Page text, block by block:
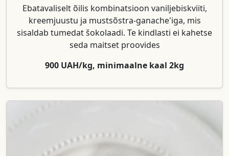
Ebatavaliselt õilis kombinatsioon vaniljebiskviiti,
kreemjuustu ja mustsõstra-ganache'iga, mis
sisaldab tumedat šokolaadi. Te kindlasti ei kahetse
seda maitset proovides
900 UAH/kg, minimaalne kaal 2kg